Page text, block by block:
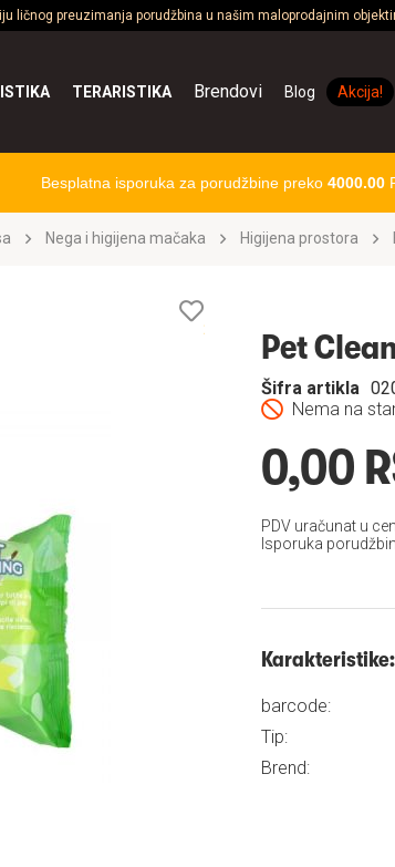
ličnog preuzimanja porudžbina u našim maloprodajnim
TERARISTIKA Brendovi Blog Akcija!
Besplatna isporuka za porudžbine preko 4000.00
Nega i higijena mačaka Higijena prostora
želja
Pet
Nema na
Šifra artikla
0,00
PDV uračunat u
Isporuka
Karakteristike:
barcode:
Tip:
Brend: